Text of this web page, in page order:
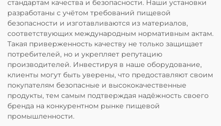
стандартам качества и безопасности. Наши установки
разработаны с учётом требований пищевой
безопасности и изготавливаются из материалов,
соответствующих международным нормативным актам.
Такая приверженность качеству не только защищает
потребителей, но и укрепляет репутацию
производителей. Инвестируя в наше оборудование,
клиенты могут быть уверены, что предоставляют своим
покупателям безопасные и высококачественные
продукты, тем самым подтверждая надёжность своего
бренда на конкурентном рынке пищевой
промышленности.